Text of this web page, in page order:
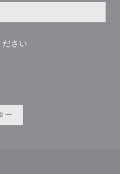
さい
((新しいウィンドウ
ー